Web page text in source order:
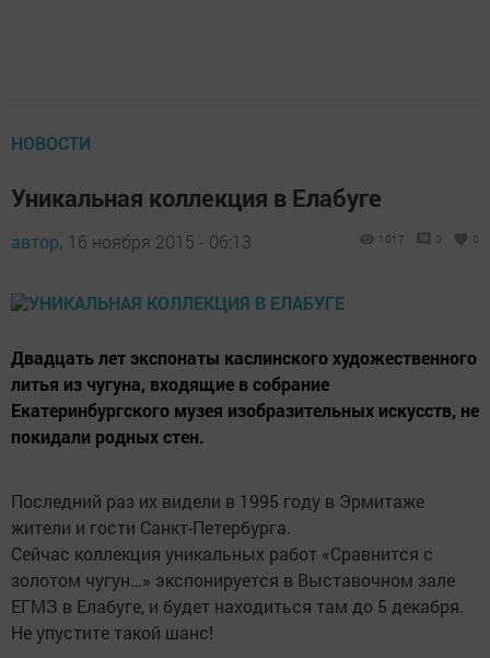
НОВОСТИ
Уникальная коллекция в Елабуге
автор, 16 ноября 2015 - 06:13 1017 0 0
Двадцать лет экспонаты каслинского художественного
литья из чугуна, входящие в собрание
Екатеринбургского музея изобразительных искусств, не
покидали родных стен.
Последний раз их видели в 1995 году в Эрмитаже
жители и гости Санкт-Петербурга.
Сейчас коллекция уникальных работ «Сравнится с
золотом чугун…» экспонируется в Выставочном зале
ЕГМЗ в Елабуге, и будет находиться там до 5 декабря.
Не упустите такой шанс!